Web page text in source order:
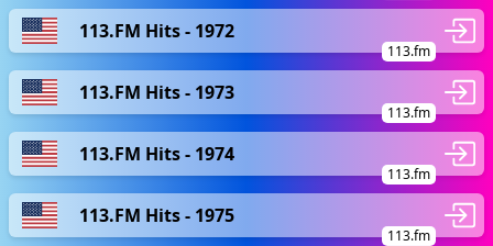
113.FM Hits - 1972
113.fm
113.FM Hits - 1973
113.fm
113.FM Hits - 1974
113.fm
113.FM Hits - 1975
113.fm